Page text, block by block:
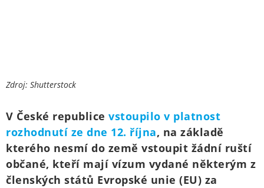
Zdroj: Shutterstock
V České republice vstoupilo v platnost
rozhodnutí ze dne 12. října, na základě
kterého nesmí do země vstoupit žádní ruští
občané, kteří mají vízum vydané některým z
členských států Evropské unie (EU) za